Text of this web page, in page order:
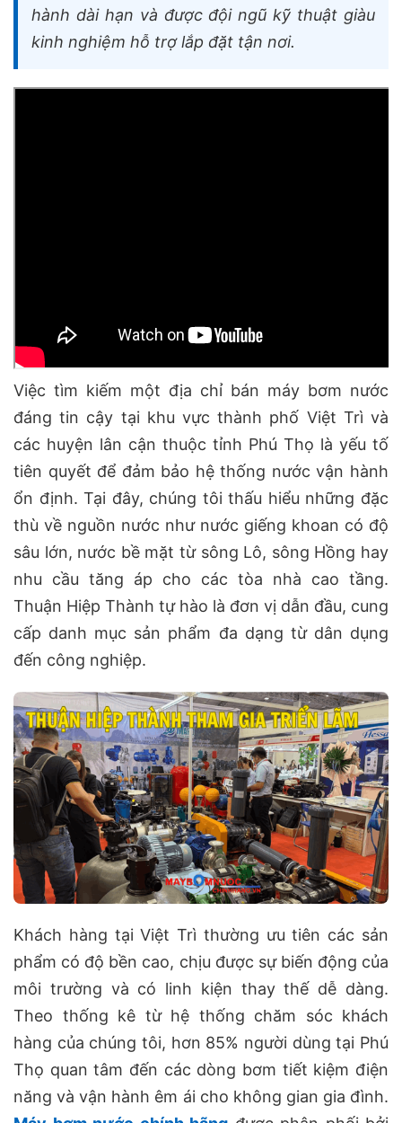
hành dài hạn và được đội ngũ kỹ thuật giàu
kinh nghiệm hỗ trợ lắp đặt tận nơi.
Việc tìm kiếm một địa chỉ bán máy bơm nước
đáng tin cậy tại khu vực thành phố Việt Trì và
các huyện lân cận thuộc tỉnh Phú Thọ là yếu tố
tiên quyết để đảm bảo hệ thống nước vận hành
ổn định. Tại đây, chúng tôi thấu hiểu những đặc
thù về nguồn nước như nước giếng khoan có độ
sâu lớn, nước bề mặt từ sông Lô, sông Hồng hay
nhu cầu tăng áp cho các tòa nhà cao tầng.
Thuận Hiệp Thành tự hào là đơn vị dẫn đầu, cung
cấp danh mục sản phẩm đa dạng từ dân dụng
đến công nghiệp.
Khách hàng tại Việt Trì thường ưu tiên các sản
phẩm có độ bền cao, chịu được sự biến động của
môi trường và có linh kiện thay thế dễ dàng.
Theo thống kê từ hệ thống chăm sóc khách
hàng của chúng tôi, hơn 85% người dùng tại Phú
Thọ quan tâm đến các dòng bơm tiết kiệm điện
năng và vận hành êm ái cho không gian gia đình.